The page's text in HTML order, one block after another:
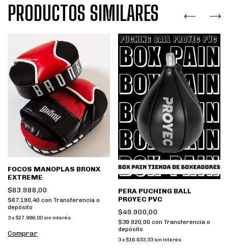
PRODUCTOS SIMILARES
FOCOS MANOPLAS BRONX
EXTREME
$83.988,00
$67.190,40 con Transferencia o
depósito
3x $27.996,00 sin interés
PERA PUCHING BALL
PROYEC PVC
$49.900,00
$39.920,00 con Transferencia o
depósito
3 x $16.633,33 sin interés